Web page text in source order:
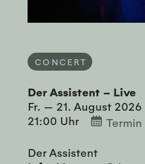
CONCERT
Der Assistent – Live
Fr. — 21. August 2026
21:00 Uhr
Der Assistent